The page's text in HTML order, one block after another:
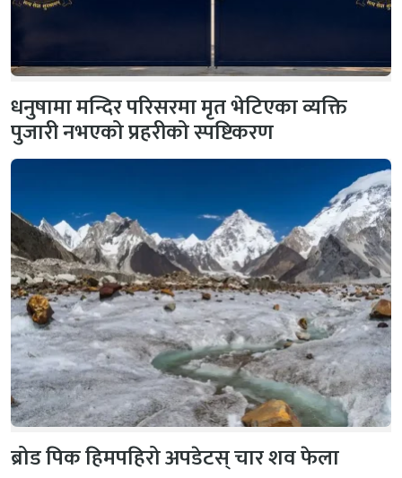
धनुषामा मन्दिर परिसरमा मृत भेटिएका व्यक्ति
पुजारी नभएको प्रहरीको स्पष्टिकरण
ब्रोड पिक हिमपहिरो अपडेटस् चार शव फेला